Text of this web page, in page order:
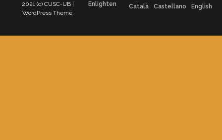
2021 (c) CUSC-UB |
WordPress Theme:
Enlighten Català Castellano English